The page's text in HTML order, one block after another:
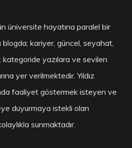
üniversite hayatına paralel bir
blogda; kariyer, güncel, seyahat,
yazılara ve sevilen
yer verilmektedir. Yıldız
faaliyet göstermek isteyen ve
duyurmaya istekli olan
sunmaktadır.